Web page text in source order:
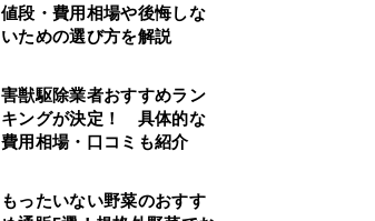
値段・費用相場や後悔しな
いための選び方を解説
害獣駆除業者おすすめラン
キングが決定！ 具体的な
費用相場・口コミも紹介
もったいない野菜のおすす